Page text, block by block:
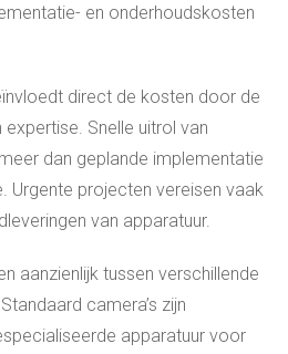
en onderhoudskosten
direct de kosten door de
Snelle uitrol van
dan geplande implementatie
Urgente projecten vereisen vaak
van apparatuur.
aanzienlijk tussen verschillende
camera’s zijn
apparatuur voor